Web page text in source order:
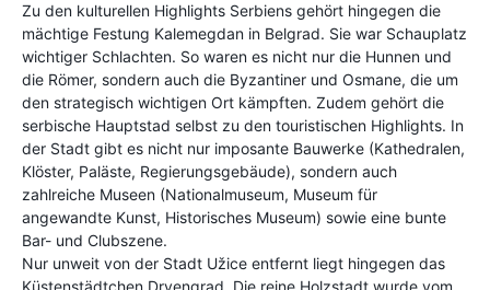
Zu den kulturellen Highlights Serbiens gehört hingegen die
mächtige Festung Kalemegdan in Belgrad. Sie war Schauplatz
wichtiger Schlachten. So waren es nicht nur die Hunnen und
die Römer, sondern auch die Byzantiner und Osmane, die um
den strategisch wichtigen Ort kämpften. Zudem gehört die
serbische Hauptstad selbst zu den touristischen Highlights. In
der Stadt gibt es nicht nur imposante Bauwerke (Kathedralen,
Klöster, Paläste, Regierungsgebäude), sondern auch
zahlreiche Museen (Nationalmuseum, Museum für
angewandte Kunst, Historisches Museum) sowie eine bunte
Bar- und Clubszene.
Nur unweit von der Stadt Užice entfernt liegt hingegen das
Küstenstädtchen Drvengrad. Die reine Holzstadt wurde vom